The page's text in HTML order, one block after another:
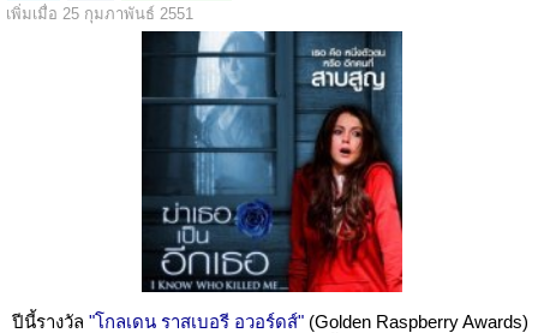
เพิ่มเมื่อ 25 กุมภาพันธ์ 2551
ปีนี้รางวัล "โกลเดน ราสเบอรี อวอร์ดส์" (Golden Raspberry Awards)